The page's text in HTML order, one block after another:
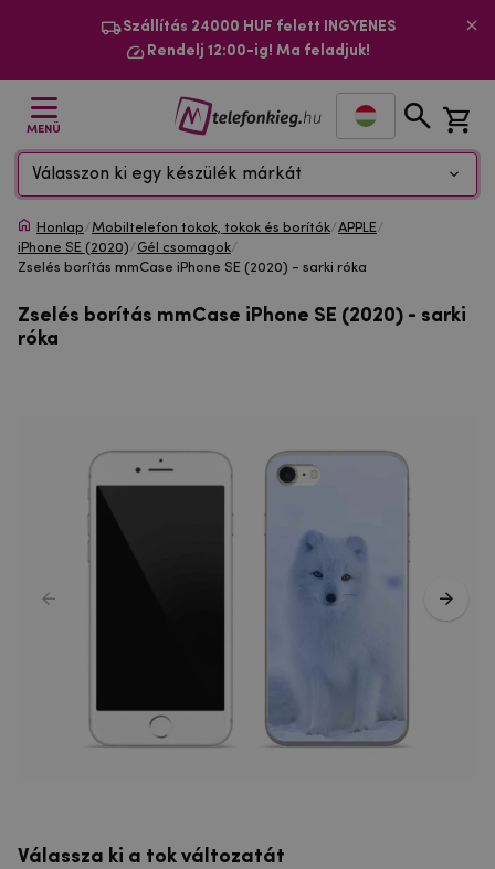
Szállítás 24000 HUF felett INGYENES
Rendelj 12:00-ig! Ma feladjuk!
MENÜ
Válasszon ki egy készülék márkát
Honlap/Mobiltelefon tokok, tokok és borítók/APPLE/
iPhone SE (2020)/Gél csomagok/
Zselés borítás mmCase iPhone SE (2020) - sarki róka
Zselés borítás mmCase iPhone SE (2020) - sarki
róka
Válassza ki a tok változatát